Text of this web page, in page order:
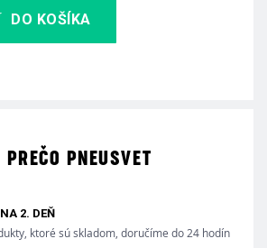
DO KOŠÍKA
PNEUSVET
2. DEŇ
ktoré sú skladom, doručíme do 24 hodín